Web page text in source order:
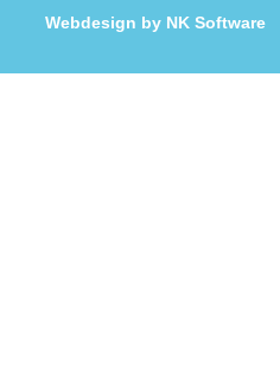
Webdesign by NK Software